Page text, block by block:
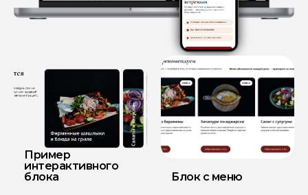
Пример
интерактивного
блока
Блок с меню